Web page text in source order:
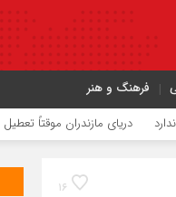
فرهنگ و هنر
مازندران موقتاً تعطیل می‌شود
۱۶